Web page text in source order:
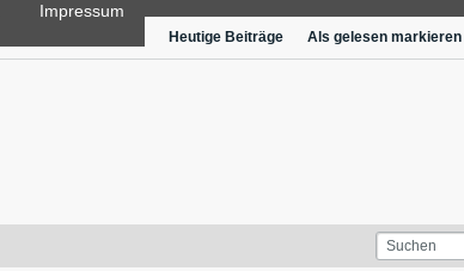
Impressum
Heutige Beiträge Als gelesen markieren